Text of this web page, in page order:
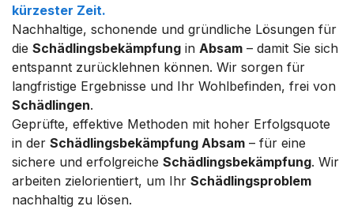
kürzester Zeit.
Nachhaltige, schonende und gründliche Lösungen für
die Schädlingsbekämpfung in Absam – damit Sie sich
entspannt zurücklehnen können. Wir sorgen für
langfristige Ergebnisse und Ihr Wohlbefinden, frei von
Schädlingen.
Geprüfte, effektive Methoden mit hoher Erfolgsquote
in der Schädlingsbekämpfung Absam – für eine
sichere und erfolgreiche Schädlingsbekämpfung. Wir
arbeiten zielorientiert, um Ihr Schädlingsproblem
nachhaltig zu lösen.